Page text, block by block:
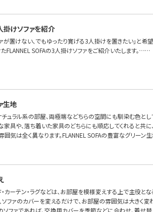
けソファを紹介
が置けない、でもゆったり寛げる3人掛けを置きたい」と希
FLANNEL SOFAの3人掛けソファをご紹介いたします。……
生地
ュラル系の部屋、両極端などちらの空間にも馴染む色と
具や、落ち着いた家具のどちらにも順応してくれると共
囲気は全く異なります。FLANNEL SOFAの豊富なグリーン
カーテン・ラグなどは、お部屋を模様変えする上で主役とな
ソファのカバーを変えるだけで、お部屋の雰囲気は大きく変